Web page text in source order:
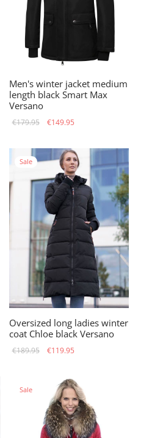
Men's winter jacket medium
length black Smart Max
Versano
€179.95
Original
was:
€179.95.
€149.95
€149.95.
Sale
Oversized long ladies winter
coat Chloe black Versano
€189.95
Original
was:
€189.95.
€119.95
€119.95.
Sale